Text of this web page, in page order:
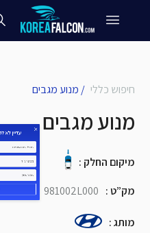
שם + שם משפחה
מספר נייד
מנוע מגבים / חיפוש כללי
מנוע מגבים
: מיקום החלק
981002L000 :מק”ט
:מותג